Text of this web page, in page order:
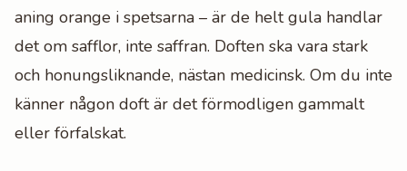
aning orange i spetsarna – är de helt gula handlar
det om safflor, inte saffran. Doften ska vara stark
och honungsliknande, nästan medicinsk. Om du inte
känner någon doft är det förmodligen gammalt
eller förfalskat.